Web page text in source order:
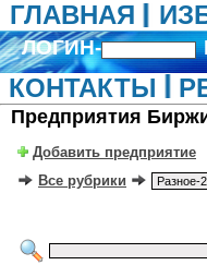
ГЛАВНАЯ
ЛОГИН-
КОНТАКТЫ
Предприятия
Добавить предприятие
Все рубрики